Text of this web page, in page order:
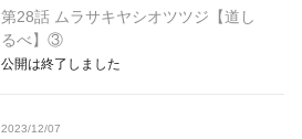
第28話 ムラサキヤシオツツジ【道し
るべ】③
公開は終了しました
2023/12/07